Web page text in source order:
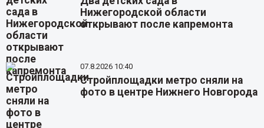
Нижегородской области
открывают после капремонта
07.8.2026 10:40
Стройплощадки метро сняли на
фото в центре Нижнего Новгорода